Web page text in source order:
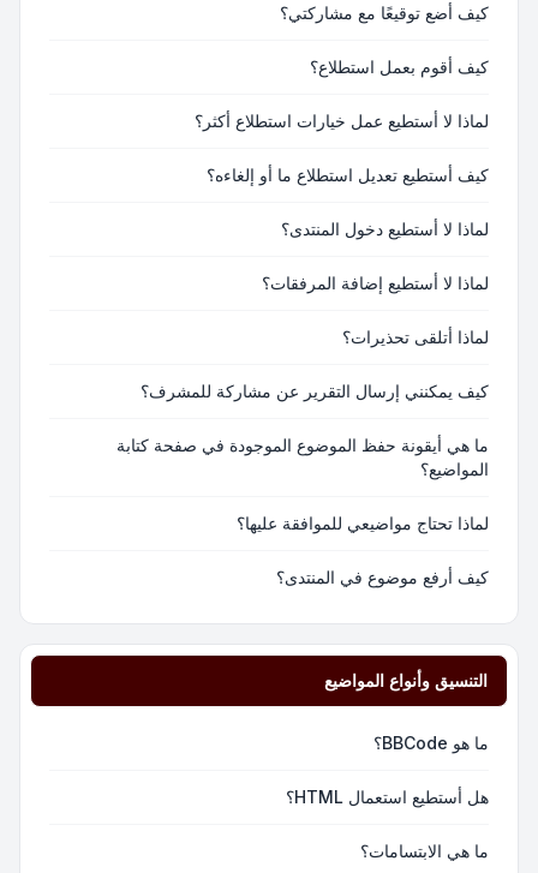
كيف أضع توقيعًا مع مشاركتي؟
كيف أقوم بعمل استطلاع؟
لماذا لا أستطيع عمل خيارات استطلاع أكثر؟
كيف أستطيع تعديل استطلاع ما أو إلغاءه؟
لماذا لا أستطيع دخول المنتدى؟
لماذا لا أستطيع إضافة المرفقات؟
لماذا أتلقى تحذيرات؟
كيف يمكنني إرسال التقرير عن مشاركة للمشرف؟
ما هي أيقونة حفظ الموضوع الموجودة في صفحة كتابة
المواضيع؟
لماذا تحتاج مواضيعي للموافقة عليها؟
كيف أرفع موضوع في المنتدى؟
التنسيق وأنواع المواضيع
ما هو BBCode؟
هل أستطيع استعمال HTML؟
ما هي الابتسامات؟